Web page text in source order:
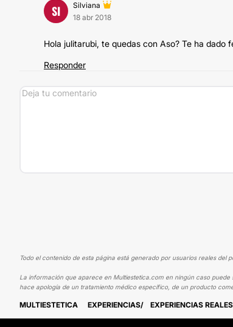
SI
Silviana
18 abr 2018
Hola julitarubi, te quedas con Aso? Te ha dado
Responder
Todo el contenido de esta página está generado por usuarios reales del
La información que aparece en Multiestetica.com en ningún caso
hace apología de un tratamiento médico específico, de un producto
MULTIESTETICA EXPERIENCIAS EXPERIENCIAS